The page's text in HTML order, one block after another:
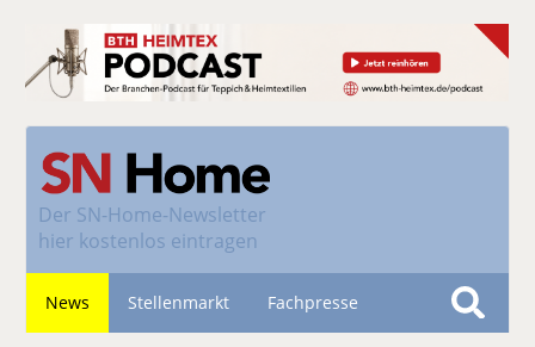
Der SN-Home-Newsletter
hier kostenlos eintragen
News Stellenmarkt Fachpresse
S